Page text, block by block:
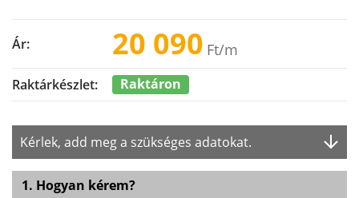
Ár: 20 090 Ft/m
Raktárkészlet: Raktáron
Kérlek, add meg a szükséges adatokat.
1. Hogyan kérem?